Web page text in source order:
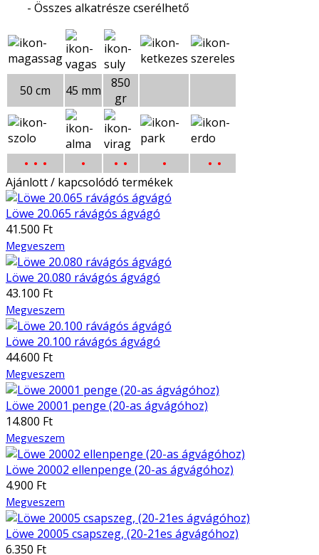
- Összes alkatrésze cserélhető
50 cm 45 mm
850
gr
• • • • • • • • •
Ajánlott / kapcsolódó termékek
Löwe 20.065 rávágós ágvágó
41.500 Ft
Megveszem
Löwe 20.080 rávágós ágvágó
43.100 Ft
Megveszem
Löwe 20.100 rávágós ágvágó
44.600 Ft
Megveszem
Löwe 20001 penge (20-as ágvágóhoz)
14.800 Ft
Megveszem
Löwe 20002 ellenpenge (20-as ágvágóhoz)
4.900 Ft
Megveszem
Löwe 20005 csapszeg, (20-21es ágvágóhoz)
6.350 Ft